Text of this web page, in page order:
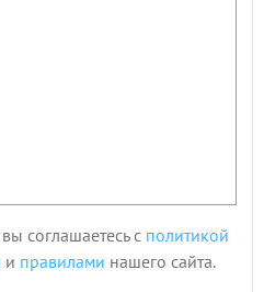
соглашаетесь с политикой
и правилами нашего сайта.